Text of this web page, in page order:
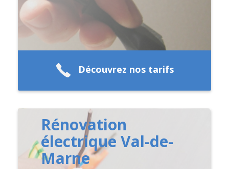
Découvrez nos tarifs
Rénovation
électrique Val-de-
Marne